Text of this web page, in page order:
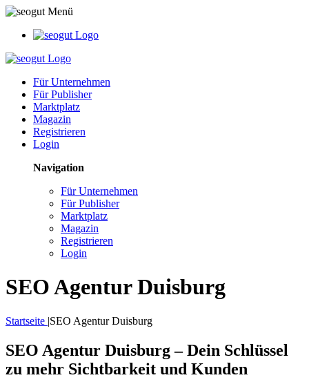
Für Unternehmen
Für Publisher
Marktplatz
Magazin
Registrieren
Login
Navigation
Für Unternehmen
Für Publisher
Marktplatz
Magazin
Registrieren
Login
SEO Agentur Duisburg
Startseite |SEO Agentur Duisburg
SEO Agentur Duisburg – Dein Schlüssel
zu mehr Sichtbarkeit und Kunden